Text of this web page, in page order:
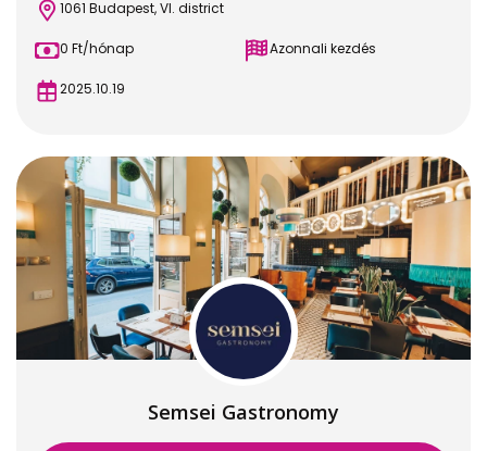
1061 Budapest, VI. district
0 Ft/hónap Azonnali kezdés
2025.10.19
Semsei Gastronomy